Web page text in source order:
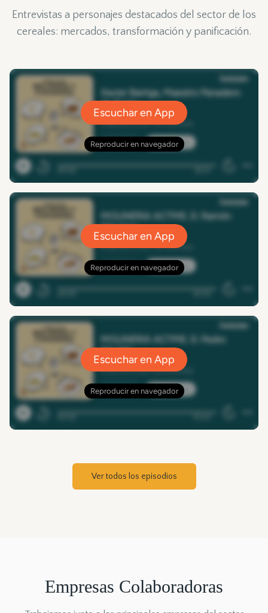
Entrevistas a personajes destacados del sector de los
cereales: mercados, transformación y panificación.
Ver todos los episodios
Empresas Colaboradoras